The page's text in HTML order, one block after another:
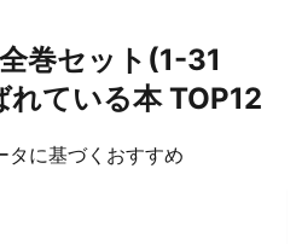
巻セット(1-31
ている本 TOP12
タに基づくおすすめ